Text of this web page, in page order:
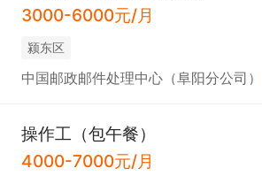
3000-6000元/月
颍东区
中国邮政邮件处理中心（阜阳分公司）
操作工（包午餐）
4000-7000元/月